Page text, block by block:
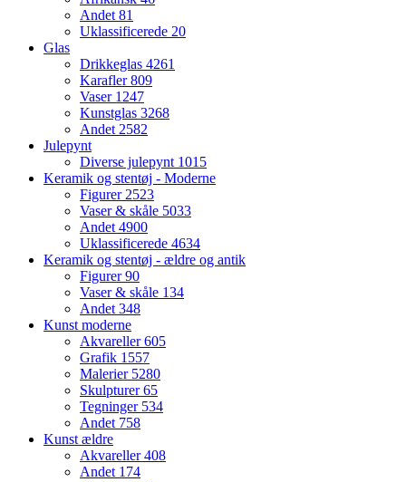
Andet81
Uklassificerede 20
Glas
Drikkeglas 4261
Karafler809
Vaser 1247
Kunstglas 3268
Andet2582
Julepynt
Diverse julepynt 1015
Keramik og stentøj - Moderne
Figurer2523
Vaser & skåle 5033
Andet4900
Uklassificerede 4634
Keramik og stentøj - ældre og antik
Figurer90
Vaser & skåle 134
Andet348
Kunst moderne
Akvareller605
Grafik 1557
Malerier 5280
Skulpturer65
Tegninger 534
Andet 758
Kunst ældre
Akvareller408
Andet 174